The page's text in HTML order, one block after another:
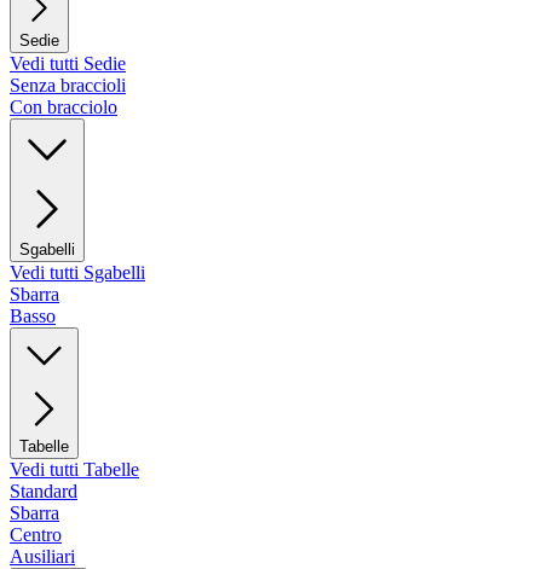
Sedie
Vedi tutti Sedie
Senza braccioli
Con bracciolo
Sgabelli
Vedi tutti Sgabelli
Sbarra
Basso
Tabelle
Vedi tutti Tabelle
Standard
Sbarra
Centro
Ausiliari